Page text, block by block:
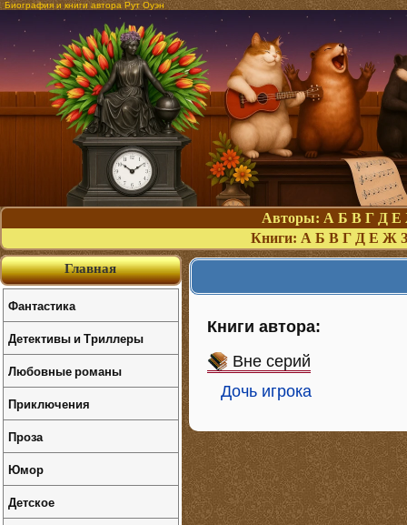
Биография и книги автора Рут Оуэн
Авторы: А Б В Г Д Е
Книги: А Б В Г Д Е Ж З
Книги автора:
Вне серий
Дочь игрока
Главная
Фантастика
Детективы и Триллеры
Любовные романы
Приключения
Проза
Юмор
Детское